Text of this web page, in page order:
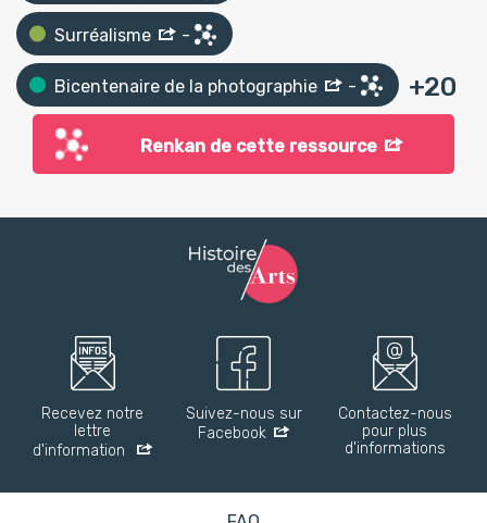
Surréalisme -
Bicentenaire de la photographie - +20
Renkan de cette ressource
Recevez notre
lettre
d'information
Suivez-nous sur
Facebook
Contactez-nous
pour plus
d'informations